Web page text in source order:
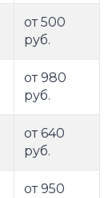
от 500
руб.
от 980
руб.
от 640
руб.
от 950